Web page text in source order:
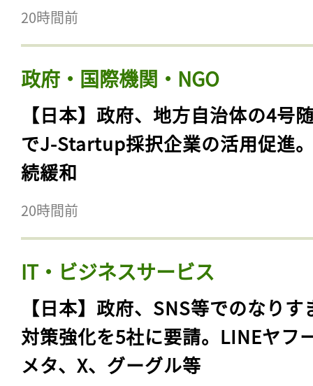
【国際】OECD、生涯学習の指標
案提示。従来の「教育」概念を大
編
20時間前
政府・国際機関・NGO
【日本】政府、地方自治体の4号
でJ-Startup採択企業の活用促進
続緩和
20時間前
IT・ビジネスサービス